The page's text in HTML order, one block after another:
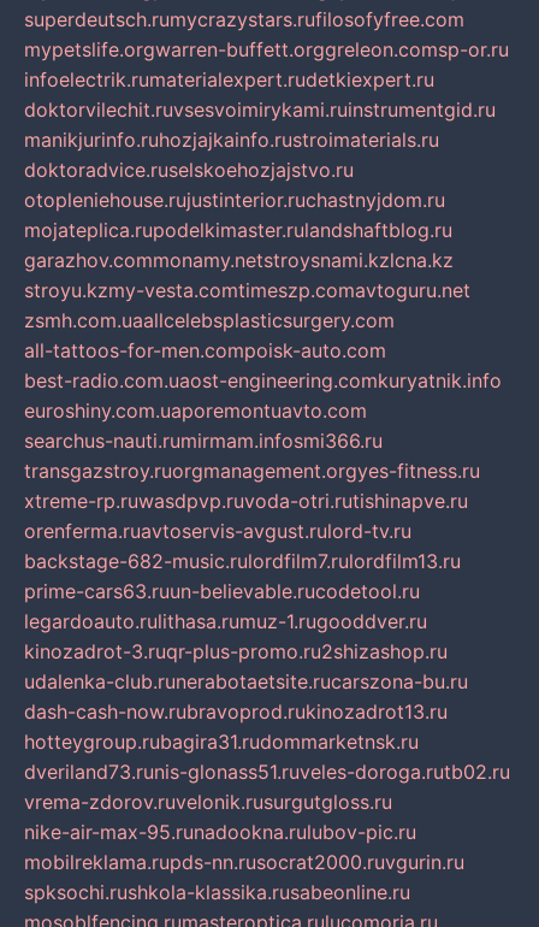
superdeutsch.rumycrazystars.rufilosofyfree.com
mypetslife.orgwarren-buffett.orggreleon.comsp-or.ru
infoelectrik.rumaterialexpert.rudetkiexpert.ru
doktorvilechit.ruvsesvoimirykami.ruinstrumentgid.ru
manikjurinfo.ruhozjajkainfo.rustroimaterials.ru
doktoradvice.ruselskoehozjajstvo.ru
otopleniehouse.rujustinterior.ruchastnyjdom.ru
mojateplica.rupodelkimaster.rulandshaftblog.ru
garazhov.commonamy.netstroysnami.kzlcna.kz
stroyu.kzmy-vesta.comtimeszp.comavtoguru.net
zsmh.com.uaallcelebsplasticsurgery.com
all-tattoos-for-men.compoisk-auto.com
best-radio.com.uaost-engineering.comkuryatnik.info
euroshiny.com.uaporemontuavto.com
searchus-nauti.rumirmam.infosmi366.ru
transgazstroy.ruorgmanagement.orgyes-fitness.ru
xtreme-rp.ruwasdpvp.ruvoda-otri.rutishinapve.ru
orenferma.ruavtoservis-avgust.rulord-tv.ru
backstage-682-music.rulordfilm7.rulordfilm13.ru
prime-cars63.ruun-believable.rucodetool.ru
legardoauto.rulithasa.rumuz-1.rugooddver.ru
kinozadrot-3.ruqr-plus-promo.ru2shizashop.ru
udalenka-club.runerabotaetsite.rucarszona-bu.ru
dash-cash-now.rubravoprod.rukinozadrot13.ru
hotteygroup.rubagira31.rudommarketnsk.ru
dveriland73.runis-glonass51.ruveles-doroga.rutb02.ru
vrema-zdorov.ruvelonik.rusurgutgloss.ru
nike-air-max-95.runadookna.rulubov-pic.ru
mobilreklama.rupds-nn.rusocrat2000.ruvgurin.ru
spksochi.rushkola-klassika.rusabeonline.ru
mosoblfencing.rumasteroptica.rulucomoria.ru